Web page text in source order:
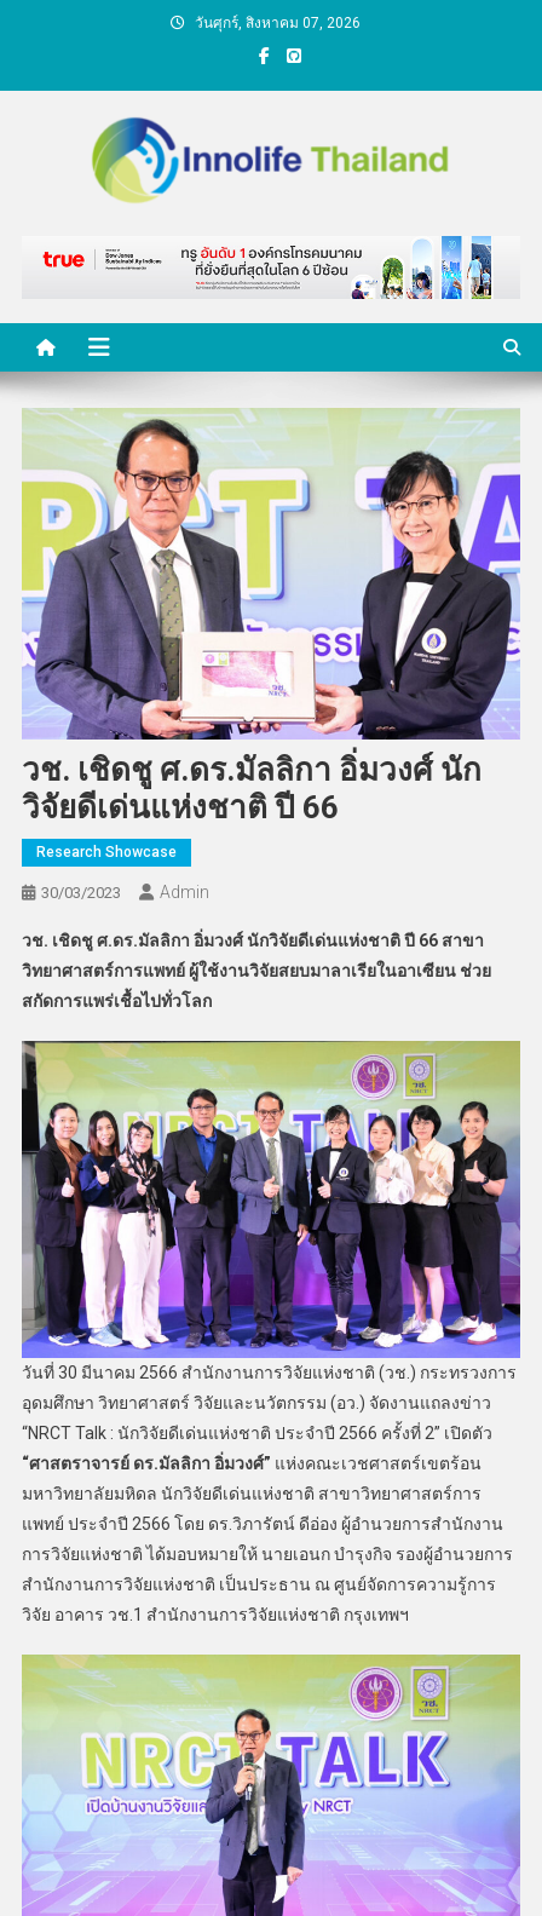
วันศุกร์, สิงหาคม 07, 2026
คนกับความคิด ชีวิตกับ
นวัตกรรม
วช. เชิดชู ศ.ดร.มัลลิกา อิ่มวงศ์ นัก
วิจัยดีเด่นแห่งชาติ ปี 66
Research Showcase
30/03/2023 Admin
วช. เชิดชู ศ.ดร.มัลลิกา อิ่มวงศ์ นักวิจัยดีเด่นแห่งชาติ ปี 66 สาขา
วิทยาศาสตร์การแพทย์ ผู้ใช้งานวิจัยสยบมาลาเรียในอาเซียน ช่วย
สกัดการแพร่เชื้อไปทั่วโลก
วันที่ 30 มีนาคม 2566 สำนักงานการวิจัยแห่งชาติ (วช.) กระทรวงการ
อุดมศึกษา วิทยาศาสตร์ วิจัยและนวัตกรรม (อว.) จัดงานแถลงข่าว
“NRCT Talk : นักวิจัยดีเด่นแห่งชาติ ประจำปี 2566 ครั้งที่ 2” เปิดตัว
“ศาสตราจารย์ ดร.มัลลิกา อิ่มวงศ์” แห่งคณะเวชศาสตร์เขตร้อน
มหาวิทยาลัยมหิดล นักวิจัยดีเด่นแห่งชาติ สาขาวิทยาศาสตร์การ
แพทย์ ประจำปี 2566 โดย ดร.วิภารัตน์ ดีอ่อง ผู้อำนวยการสำนักงาน
การวิจัยแห่งชาติ ได้มอบหมายให้ นายเอนก บำรุงกิจ รองผู้อำนวยการ
สำนักงานการวิจัยแห่งชาติ เป็นประธาน ณ ศูนย์จัดการความรู้การ
วิจัย อาคาร วช.1 สำนักงานการวิจัยแห่งชาติ กรุงเทพฯ